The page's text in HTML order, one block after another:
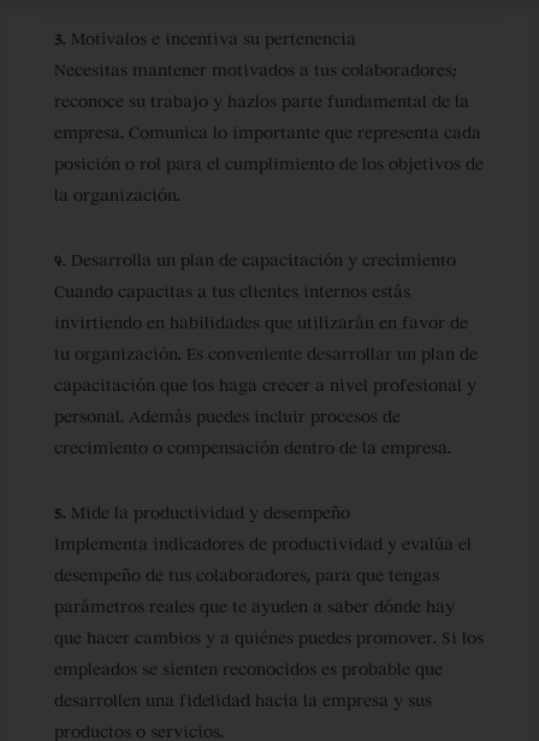
3. Motívalos e incentiva su pertenencia
Necesitas mantener motivados a tus colaboradores;
reconoce su trabajo y hazlos parte fundamental de la
empresa. Comunica lo importante que representa cada
posición o rol para el cumplimiento de los objetivos de
la organización.
4. Desarrolla un plan de capacitación y crecimiento
Cuando capacitas a tus clientes internos estás
invirtiendo en habilidades que utilizarán en favor de
tu organización. Es conveniente desarrollar un plan de
capacitación que los haga crecer a nivel profesional y
personal. Además puedes incluir procesos de
crecimiento o compensación dentro de la empresa.
5. Mide la productividad y desempeño
Implementa indicadores de productividad y evalúa el
desempeño de tus colaboradores, para que tengas
parámetros reales que te ayuden a saber dónde hay
que hacer cambios y a quiénes puedes promover. Si los
empleados se sienten reconocidos es probable que
desarrollen una fidelidad hacia la empresa y sus
productos o servicios.